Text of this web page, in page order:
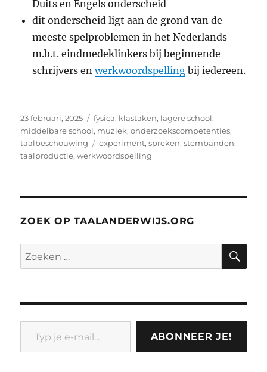
Duits en Engels onderscheid
dit onderscheid ligt aan de grond van de
meeste spelproblemen in het Nederlands
m.b.t. eindmedeklinkers bij beginnende
schrijvers enwerkwoordspelling bij iedereen.
Geplaatst
op
23 februari, 2025 Categorieën
fysica, klastaken, lagere school,
middelbare school, muziek,onderzoekscompetenties,
taalbeschouwing
Tags
experiment,spreken,stembanden,
taalproductie,werkwoordspelling
ZOEK OP TAALANDERWIJS.ORG
Zoeken
naar:
Typ je e-mail...
ABONNEER JE!